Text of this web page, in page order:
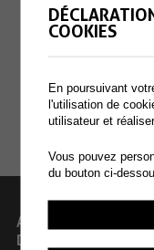
ADMINISTRATION
DE COLLOMBEY-
COOKIES
En poursuivant
l'utilisation de
utilisateur et
Vous pouvez
du bouton ci-